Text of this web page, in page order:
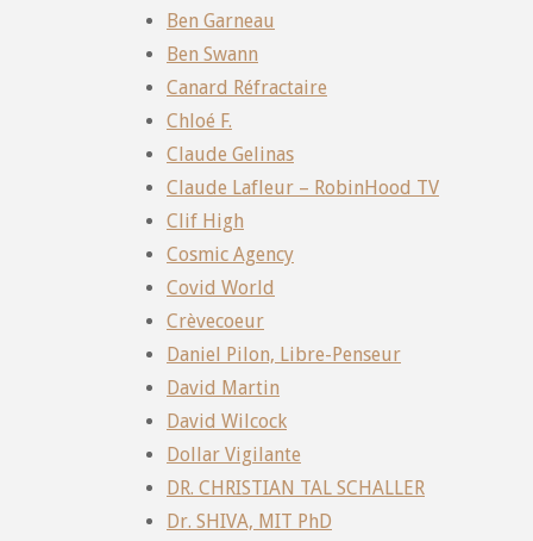
Ben Garneau
Ben Swann
Canard Réfractaire
Chloé F.
Claude Gelinas
Claude Lafleur – RobinHood TV
Clif High
Cosmic Agency
Covid World
Crèvecoeur
Daniel Pilon, Libre-Penseur
David Martin
David Wilcock
Dollar Vigilante
DR. CHRISTIAN TAL SCHALLER
Dr. SHIVA, MIT PhD